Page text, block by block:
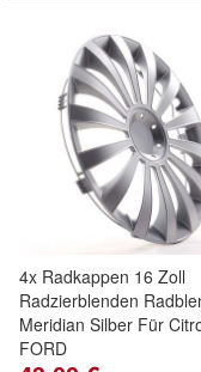
4x Radkappen 16 Zoll
Radzierblenden
Meridian Silber Für
FORD